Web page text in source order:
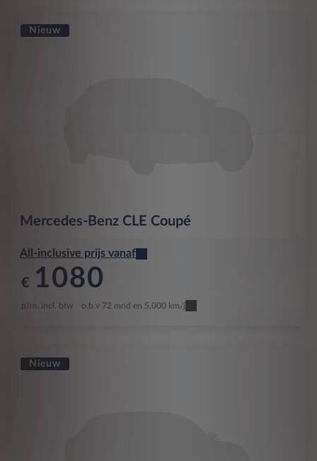
Nieuw
Mercedes-Benz CLE Coupé
All-inclusive prijs vanaf
€ 1080
p/m. incl. btw o.b.v 72 mnd en 5,000 km/j
Nieuw